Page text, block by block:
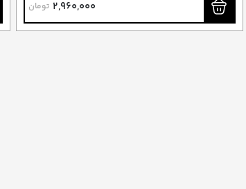
2,960,000 تومان